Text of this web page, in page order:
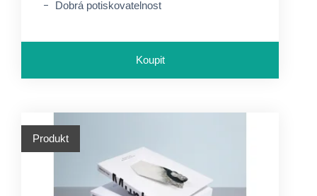
Dobrá potiskovatelnost
Koupit
Produkt